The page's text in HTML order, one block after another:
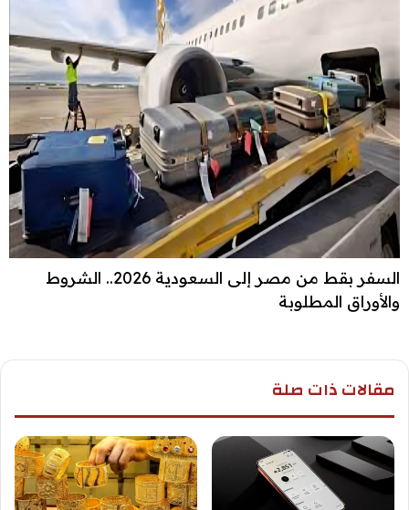
السفر بقط من مصر إلى السعودية 2026.. الشروط
والأوراق المطلوبة
مقالات ذات صلة